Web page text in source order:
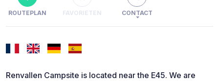
ROUTEPLAN FAVORIETEN CONTACT
Renvallen Campsite is located near the E45. We are